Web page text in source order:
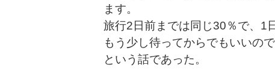
ます。
旅行2日前までは同じ30％で、1
もう少し待ってからでもいいの
という話であった。